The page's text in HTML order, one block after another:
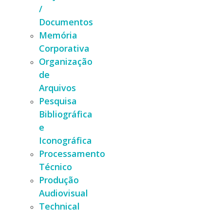
/
Documentos
Memória
Corporativa
Organização
de
Arquivos
Pesquisa
Bibliográfica
e
Iconográfica
Processamento
Técnico
Produção
Audiovisual
Technical